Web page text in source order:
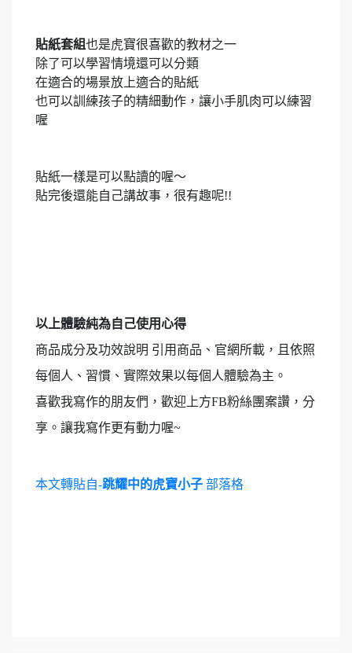
貼紙套組也是虎寶很喜歡的教材之一
除了可以學習情境還可以分類
在適合的場景放上適合的貼紙
也可以訓練孩子的精細動作，讓小手肌肉可以練習
喔
貼紙一樣是可以點讀的喔～
貼完後還能自己講故事，很有趣呢!!
以上體驗純為自己使用心得
商品成分及功效說明 引用商品、官網所載，且依照
每個人、習慣、實際效果以每個人體驗為主。
喜歡我寫作的朋友們，歡迎上方FB粉絲團案讚，分
享。讓我寫作更有動力喔~
本文轉貼自-跳耀中的虎寶小子 部落格